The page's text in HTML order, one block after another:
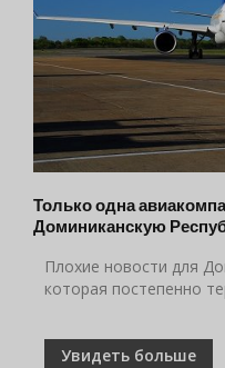
Только одна
Доминиканскую
Плохие новости для
которая постепенно
Увидеть больше